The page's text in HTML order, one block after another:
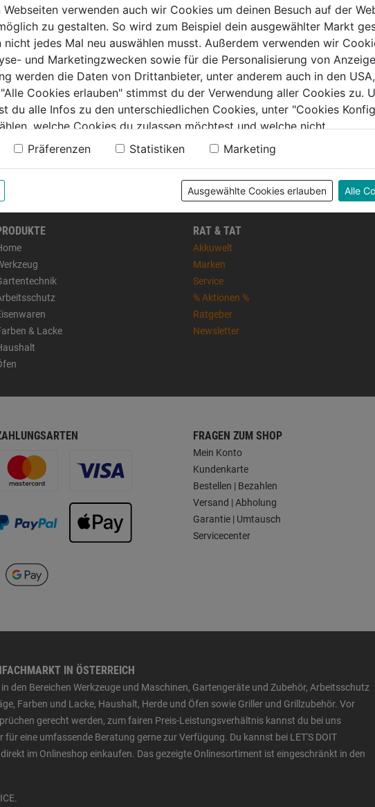
& Lacke
RAT & TAT
Akkuwelt
Marken
Service
% Aktionen %
Ratgeber
Newsletter
FRAGEN ZUM SHOP
Mein Konto
Kundenkarte
Bestellen | Bezahlen
Versand | Abholung
Garantie | Umtausch
Servicecenter
IN ÖSTERREICH
den Bereichen Werkzeuge und Maschinen, Gartengeräte und Zubehör, Arbeitsschutz
Farben und Lacke, Haushalt, Herde und Öfen sowie Griller und Grillzubehör. Vor
gerecht werden, zum fairen Preis-Leistungsverhältnis kannst du bei uns
für eine umfassende Beratung gerne zur Verfügung. Du kannst bei LET'S DOIT
im Onlineshop einkaufen. Das gezeigte Onlinesortiment ist eingeschränkt in den
verwenden auch wir Cookies um deinen Besuch auf der
zu gestalten. So wird zum Beispiel dein ausgewählter Markt
jedes Mal neu auswählen musst. Außerdem verwenden wir
und Marketingzwecken sowie für die Personalisierung von
werden die Daten von Drittanbieter, unter anderem auch in den
Cookies erlauben" stimmst du der Verwendung aller Cookies zu.
du alle Infos zu den unterschiedlichen Cookies, unter "Cookies
welche Cookies du zulassen möchtest und welche nicht.
findest du in unserer Datenschutzerklärung
Präferenzen Statistiken Marketing
Ausgewählte Cookies erlauben Alle